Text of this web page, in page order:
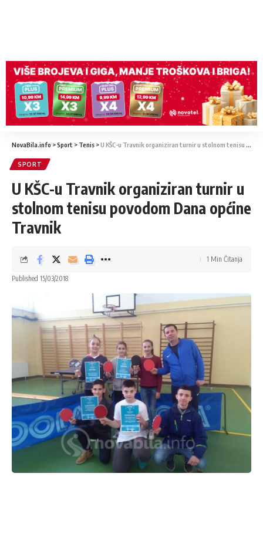
NovaBila.info >Sport > Tenis >U KŠC-u Travnik organiziran turnir u stolnom tenisu povodom Dana općine Travnik
SPORT
U KŠC-u Travnik organiziran turnir u
stolnom tenisu povodom Dana općine
Travnik
Published 15/03/2018
1 Min Čitanja